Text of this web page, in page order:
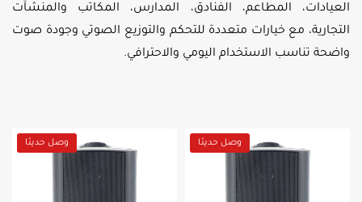
العيادات، المطاعم، الفنادق، المدارس، المكاتب والمنشآت
التجارية، مع خيارات متعددة للتحكم والتوزيع الصوتي وجودة صوت
واضحة تناسب الاستخدام اليومي والاحترافي.
وصل حديثا وصل حديثا